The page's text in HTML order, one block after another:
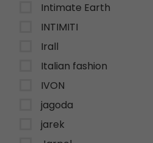
Intimate Earth
INTIMITI
Irall
Italian fashion
IVON
jagoda
jarek